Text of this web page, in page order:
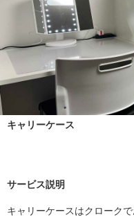
キャリーケース
サービス説明
キャリーケースはクロークで